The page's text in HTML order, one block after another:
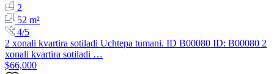
2
52 m²
4/5
2 xonali kvartira sotiladi Uchtepa tumani. ID B00080 ID: B00080 2
xonali kvartira sotiladi …
$66,000